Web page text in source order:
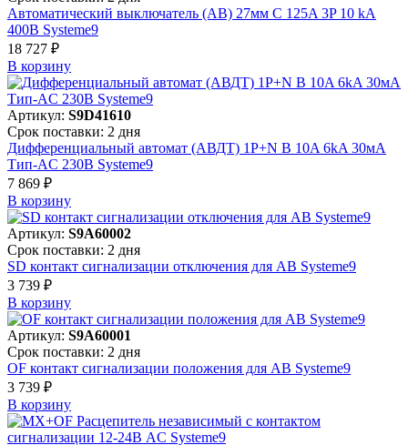
Автоматический выключатель (АВ) 27мм C 125A 3P 10 kA
400В Systeme9
18 727 ₽
В корзинy
Артикул: S9D41610
Срок поставки: 2 дня
Дифференциальный автомат (АВДТ) 1P+N B 10A 6kA 30мА
Тип-AC 230В Systeme9
7 869 ₽
В корзинy
Артикул: S9A60002
Срок поставки: 2 дня
SD контакт сигнализации отключения для АВ Systeme9
3 739 ₽
В корзинy
Артикул: S9A60001
Срок поставки: 2 дня
OF контакт сигнализации положения для АВ Systeme9
3 739 ₽
В корзинy